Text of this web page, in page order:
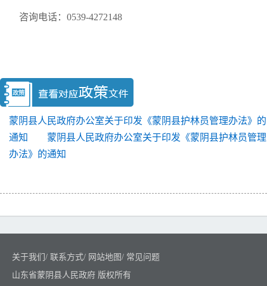
咨询电话：0539-4272148
蒙阴县人民政府办公室关于印发《蒙阴县护林员管理办法》的
通知
蒙阴县人民政府办公室关于印发《蒙阴县护林员管理
办法》的通知
关于我们 / 联系方式/ 网站地图/ 常见问题
山东省蒙阴县人民政府 版权所有